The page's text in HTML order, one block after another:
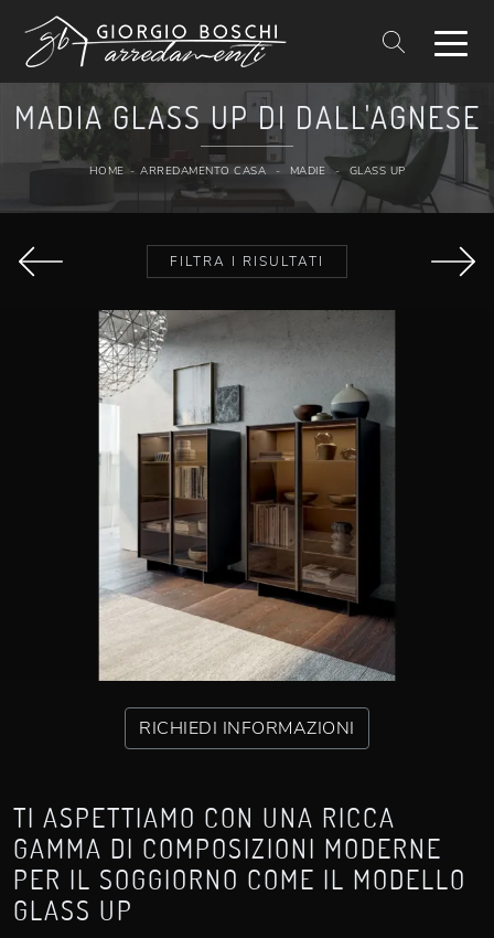
MADIA GLASS UP DI DALL'AGNESE
HOME - ARREDAMENTO CASA - MADIE - GLASS UP
FILTRA I RISULTATI
RICHIEDI INFORMAZIONI
TI ASPETTIAMO CON UNA RICCA
GAMMA DI COMPOSIZIONI MODERNE
PER IL SOGGIORNO COME IL MODELLO
GLASS UP